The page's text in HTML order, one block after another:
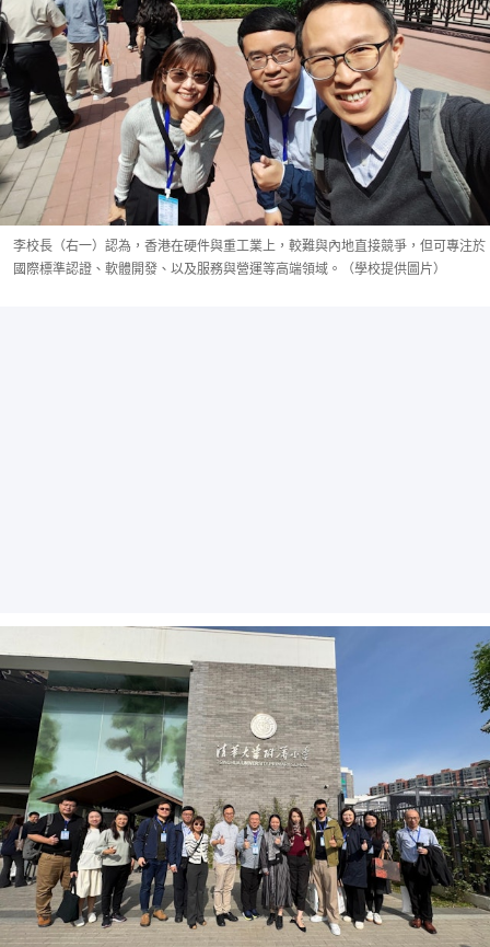
李校長（右一）認為，香港在硬件與重工業上，較難與內地直接競爭，但可專注於
國際標準認證、軟體開發、以及服務與營運等高端領域。（學校提供圖片）